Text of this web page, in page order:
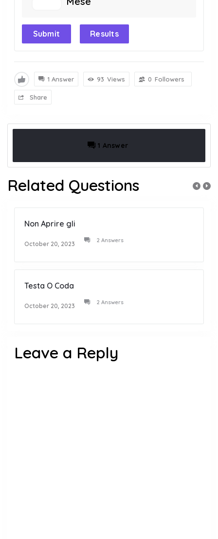
Submit Results
1 Answer 93 Views 0 Followers
Share
1 Answer
Related Questions
Non Aprire gli
October 20, 2023 2 Answers
Testa O Coda
October 20, 2023 2 Answers
Leave a Reply